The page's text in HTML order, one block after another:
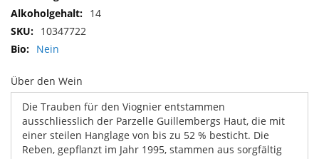
14
10347722
Nein
Über den Wein
Die Trauben für den Viognier entstammen
ausschliesslich der Parzelle Guillembergs Haut, die mit
einer steilen Hanglage von bis zu 52 % besticht. Die
Reben, gepflanzt im Jahr 1995, stammen aus sorgfältig